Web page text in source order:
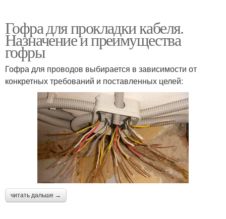
Гофра для прокладки кабеля.
Назначение и преимущества
гофры
Гофра для проводов выбирается в зависимости от
конкретных требований и поставленных целей:
читать дальше →